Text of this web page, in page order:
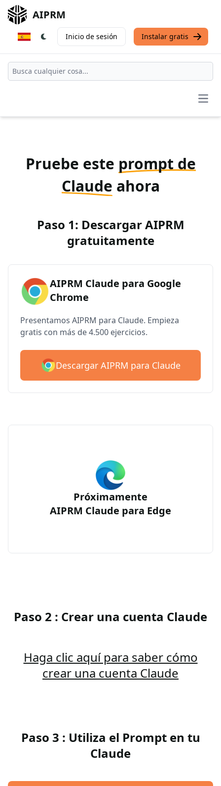
AIPRM
Inicio de sesión Instalar gratis
Pruebe este prompt de
Claude ahora
Paso 1: Descargar AIPRM
gratuitamente
AIPRM Claude para Google
Chrome
Presentamos AIPRM para Claude. Empieza
gratis con más de 4.500 ejercicios.
Descargar AIPRM para Claude
Próximamente
AIPRM Claude para Edge
Paso 2 : Crear una cuenta Claude
Haga clic aquí para saber cómo
crear una cuenta Claude
Paso 3 : Utiliza el Prompt en tu
Claude